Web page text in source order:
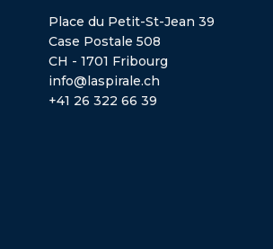
Place du Petit-St-Jean 39
Case Postale 508
CH - 1701 Fribourg
info@laspirale.ch
+41 26 322 66 39